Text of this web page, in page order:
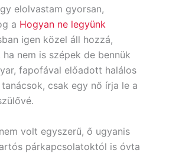
elolvastam gyorsan,
a Hogyan ne legyünk
igen közel áll hozzá,
nem is szépek de bennük
fapofával előadott halálos
csak egy nő írja le a
volt egyszerű, ő ugyanis
párkapcsolatoktól is óvta